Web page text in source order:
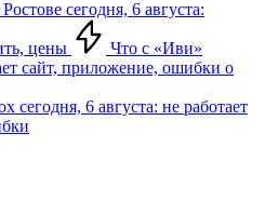
сегодня, 6 августа:
цены
Что с «Иви»
сайт, приложение, ошибки о
сегодня, 6 августа: не работает